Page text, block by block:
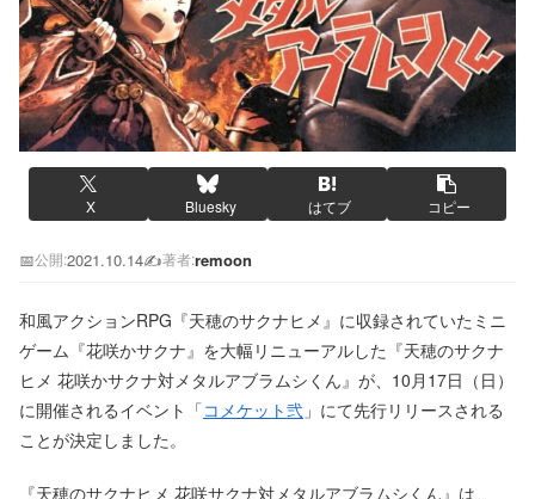
X Bluesky はてブ コピー
📅公開:2021.10.14✍️著者:remoon
和風アクションRPG『天穂のサクナヒメ』に収録されていたミニ
ゲーム『花咲かサクナ』を大幅リニューアルした『天穂のサクナ
ヒメ 花咲かサクナ対メタルアブラムシくん』が、10月17日（日）
に開催されるイベント「コメケット弐 」にて先行リリースされる
ことが決定しました。
『天穂のサクナヒメ 花咲サクナ対メタルアブラムシくん』は、